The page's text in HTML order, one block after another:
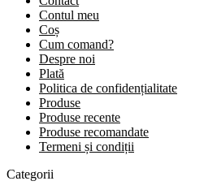
Contul meu
Coș
Cum comand?
Despre noi
Plată
Politica de confidențialitate
Produse
Produse recente
Produse recomandate
Termeni și condiții
Categorii